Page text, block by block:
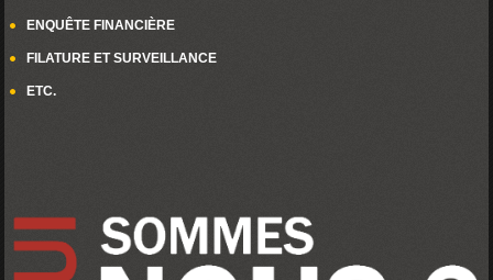
ENQUÊTE FINANCIÈRE
FILATURE ET SURVEILLANCE
ETC.